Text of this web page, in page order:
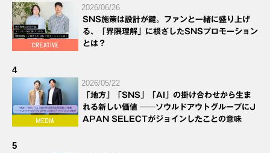
2026/06/26
SNS施策は設計が鍵。ファンと一緒に盛り上げ
る、「界隈理解」に根ざしたSNSプロモーション
とは？
4
2026/05/22
「地方」「SNS」「AI」の掛け合わせから生ま
れる新しい価値 ──ソウルドアウトグループにJ
APAN SELECTがジョインしたことの意味
5